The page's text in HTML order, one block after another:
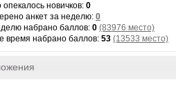
опекалось новичков: 0
анкет за неделю: 0
набрано баллов: 0 (83976 место)
время набрано баллов: 53 (13533 место)